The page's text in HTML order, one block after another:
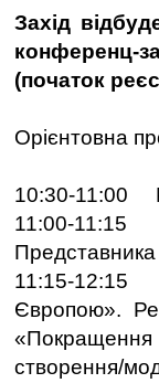
Захід
конференц-
(початок
Орієнтовна
10:30-11:00
11:00-11:15
11:15-12:15
Європою».
«Покращення
створення/